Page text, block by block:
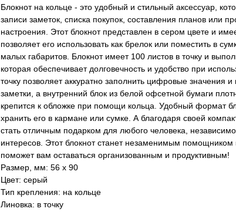
Блокнот на кольце - это удобный и стильный аксессуар,
записи заметок, списка покупок, составления планов или
настроения. Этот блокнот представлен в сером цвете и
позволяет его использовать как брелок или поместить в
малых габаритов. Блокнот имеет 100 листов в точку и
которая обеспечивает долговечность и удобство при
точку позволяет аккуратно заполнить цифровые значения
заметки, а внутренний блок из белой офсетной бумаги
крепится к обложке при помощи кольца. Удобный формат
хранить его в кармане или сумке. А благодаря своей
стать отличным подарком для любого человека,
интересов. Этот блокнот станет незаменимым помощником
поможет вам оставаться организованным и продуктивным!
Размер, мм: 56 х 90
Цвет: серый
Тип крепления: на кольце
Линовка: в точку